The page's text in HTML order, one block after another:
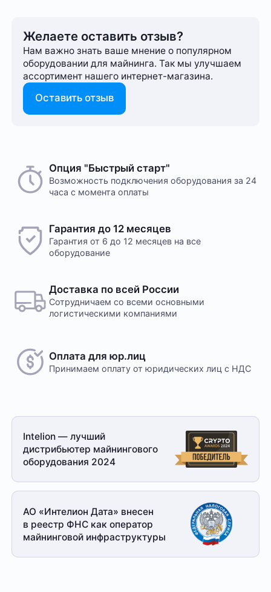
Желаете оставить отзыв?
Нам важно знать ваше мнение о популярном
оборудовании для майнинга. Так мы улучшаем
ассортимент нашего интернет-⁠магазина.
Оставить отзыв
Опция "Быстрый старт"
Возможность подключения оборудования за 24
часа с момента оплаты
Гарантия до 12 месяцев
Гарантия от 6 до 12 месяцев на все
оборудование
Доставка по всей России
Сотрудничаем со всеми основными
логистическими компаниями
Оплата для юр.лиц
Принимаем оплату от юридических лиц с НДС
Intelion — лучший
дистрибьютер майнингового
оборудования 2024
АО «Интелион Дата» внесен
в реестр ФНС как оператор
майнинговой инфраструктуры